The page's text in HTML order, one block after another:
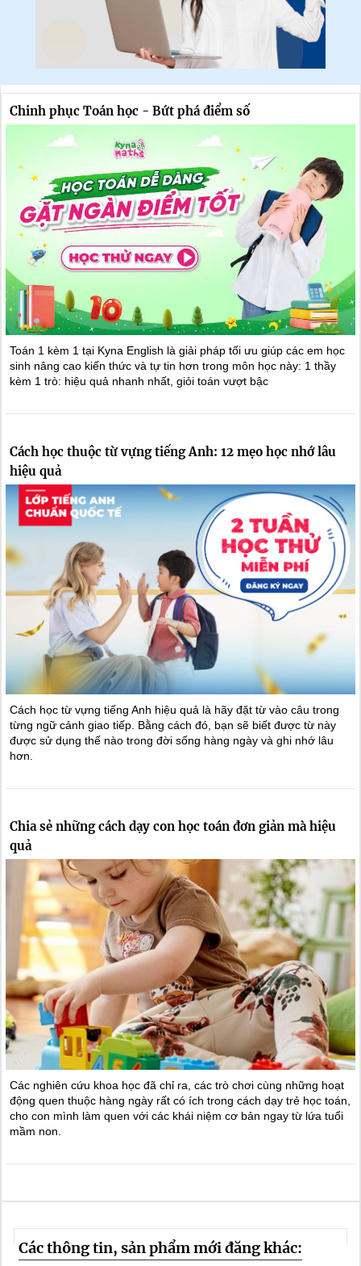
Chinh phục Toán học - Bứt phá điểm số
Toán 1 kèm 1 tại Kyna English là giải pháp tối ưu giúp các em học
sinh nâng cao kiến thức và tự tin hơn trong môn học này: 1 thầy
kèm 1 trò: hiệu quả nhanh nhất, giỏi toán vượt bậc
Cách học thuộc từ vựng tiếng Anh: 12 mẹo học nhớ lâu
hiệu quả
Cách học từ vựng tiếng Anh hiệu quả là hãy đặt từ vào câu trong
từng ngữ cảnh giao tiếp. Bằng cách đó, bạn sẽ biết được từ này
được sử dụng thế nào trong đời sống hàng ngày và ghi nhớ lâu
hơn.
Chia sẻ những cách dạy con học toán đơn giản mà hiệu
quả
Các nghiên cứu khoa học đã chỉ ra, các trò chơi cùng những hoạt
động quen thuộc hàng ngày rất có ích trong cách dạy trẻ học toán,
cho con mình làm quen với các khái niệm cơ bản ngay từ lứa tuổi
mầm non.
Các thông tin, sản phẩm mới đăng khác: